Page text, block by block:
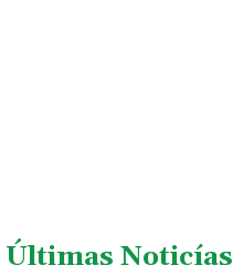
Últimas Noticías